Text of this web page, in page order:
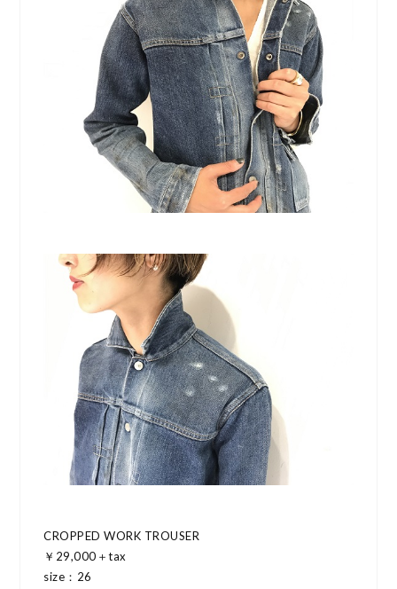
CROPPED WORK TROUSER
￥29,000＋tax
size：26